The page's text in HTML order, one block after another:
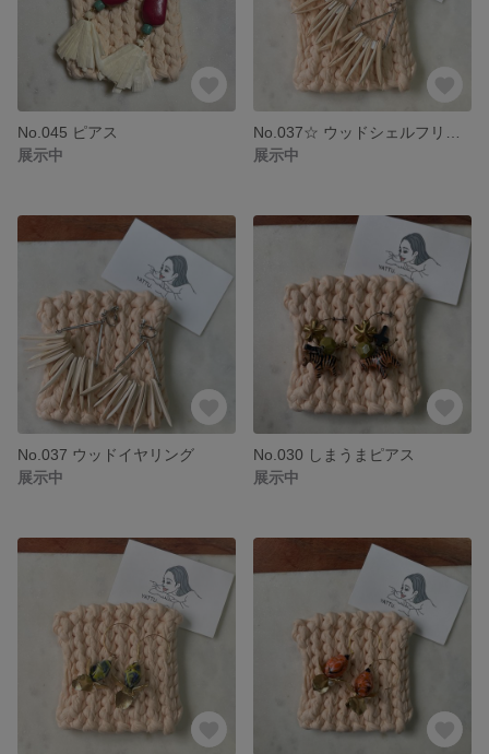
No.045 ピアス
展示中
展示中
No.037 ウッドイヤリング
展示中
No.030 しまうまピアス
展示中